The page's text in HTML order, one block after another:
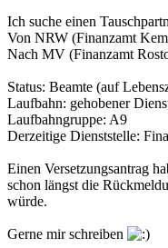
Ich suche einen
Von NRW (Finanzamt
Nach MV (Finanzamt
Status: Beamte (auf
Laufbahn: gehobener
Laufbahngruppe: A9
Derzeitige Dienststelle:
Einen Versetzungsantrag
schon längst die
würde.
Gerne mir schreiben